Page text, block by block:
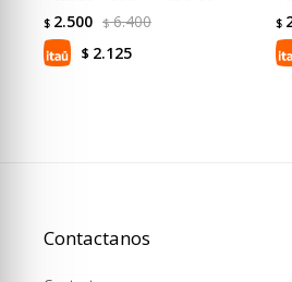
$ 2.500 $ 6.400
$ 2.125
$
Contactanos